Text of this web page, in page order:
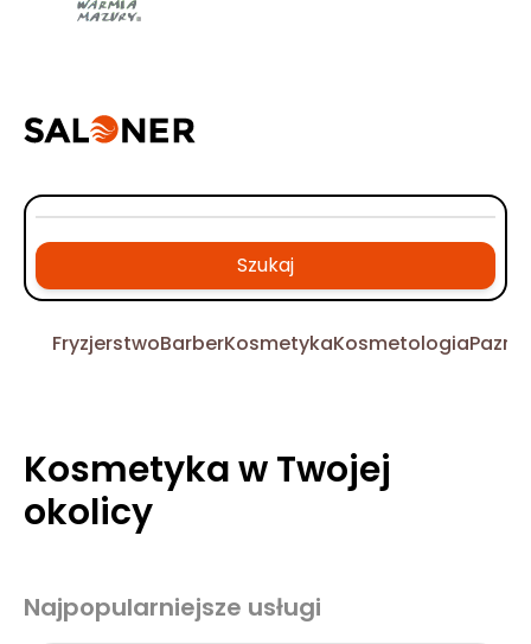
Szukaj
FryzjerstwoBarberKosmetykaKosmetologia
Kosmetyka w Twojej
okolicy
Najpopularniejsze usługi